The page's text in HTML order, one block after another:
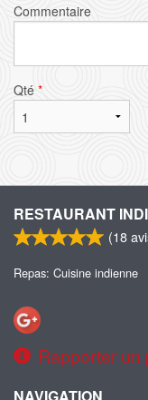
Commentaire
Qté *
RESTAURANT
(18
Repas: Cuisine indienne
Rapporter un